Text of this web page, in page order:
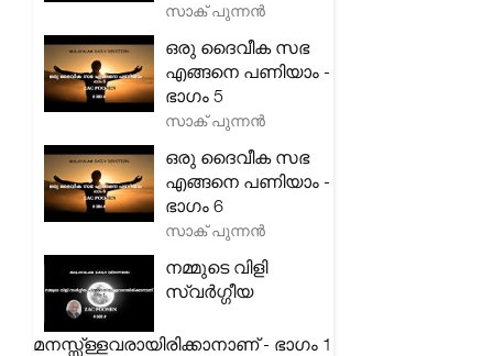
സാക് പുന്നൻ
ഒരു ദൈവീക സഭ
എങ്ങനെ പണിയാം -
ഭാഗം 5
സാക് പുന്നൻ
ഒരു ദൈവീക സഭ
എങ്ങനെ പണിയാം -
ഭാഗം 6
സാക് പുന്നൻ
നമ്മുടെ വിളി
സ്വർഗ്ഗീയ
മനസ്സ്ള്ളവരായിരിക്കാനാണ് - ഭാഗം 1